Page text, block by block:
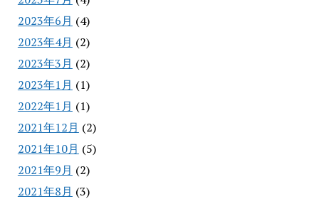
2023年6月 (4)
2023年4月 (2)
2023年3月 (2)
2023年1月 (1)
2022年1月 (1)
2021年12月 (2)
2021年10月 (5)
2021年9月 (2)
2021年8月 (3)